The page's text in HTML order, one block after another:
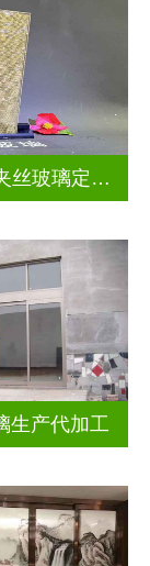
池州中式夹丝玻璃定做厂
生产代加工